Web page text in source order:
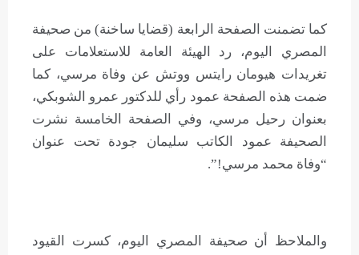
كما تضمنت الصفحة الرابعة (قضايا ساخنة) من صحيفة
المصري اليوم، رد الهيئة العامة للاستعلامات على
تغريدات هيومان رايتس ووتش عن وفاة مرسي، كما
ضمت هذه الصفحة عمود رأي للدكتور عمرو الشوبكي،
بعنوان رحيل مرسي، وفي الصفحة الخامسة نشرت
الصحيفة عمود الكاتب سليمان جودة تحت عنوان
“وفاة محمد مرسي!”.
والملاحظ أن صحيفة المصري اليوم، كسرت القيود